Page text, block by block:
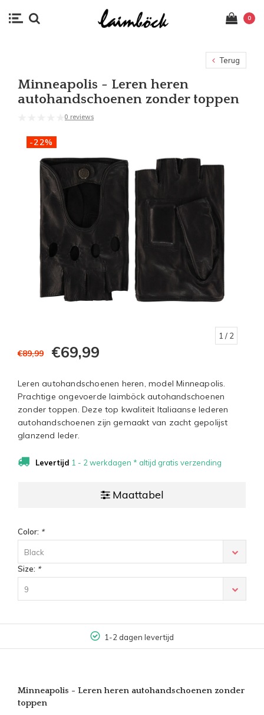
0
Terug
Minneapolis - Leren heren
autohandschoenen zonder toppen
0 reviews
-22%
1 / 2
€89,99 €69,99
Leren autohandschoenen heren, model Minneapolis.
Prachtige ongevoerde laimböck autohandschoenen
zonder toppen. Deze top kwaliteit Italiaanse lederen
autohandschoenen zijn gemaakt van zacht gepolijst
glanzend leder.
Levertijd 1 - 2 werkdagen * altijd gratis verzending
Maattabel
Color: *
Black
Size: *
9
1-2 dagen levertijd
Minneapolis - Leren heren autohandschoenen zonder
toppen